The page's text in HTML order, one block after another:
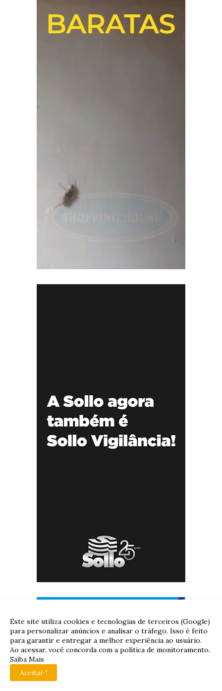
Este site utiliza cookies e tecnologias de terceiros (Google)
para personalizar anúncios e analisar o tráfego. Isso é feito
para garantir e entregar a melhor experiência ao usuário.
Ao acessar, você concorda com a política de monitoramento.
Saiba Mais
Aceitar !